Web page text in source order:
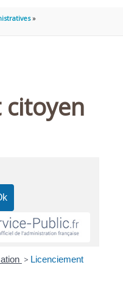
citoyen
> Licenciement